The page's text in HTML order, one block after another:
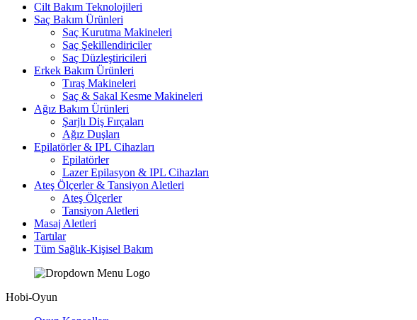
Cilt Bakım Teknolojileri
Saç Bakım Ürünleri
Saç Kurutma Makineleri
Saç Şekillendiriciler
Saç Düzleştiricileri
Erkek Bakım Ürünleri
Tıraş Makineleri
Saç & Sakal Kesme Makineleri
Ağız Bakım Ürünleri
Şarjlı Diş Fırçaları
Ağız Duşları
Epilatörler & IPL Cihazları
Epilatörler
Lazer Epilasyon & IPL Cihazları
Ateş Ölçerler & Tansiyon Aletleri
Ateş Ölçerler
Tansiyon Aletleri
Masaj Aletleri
Tartılar
Tüm Sağlık-Kişisel Bakım
Hobi-Oyun